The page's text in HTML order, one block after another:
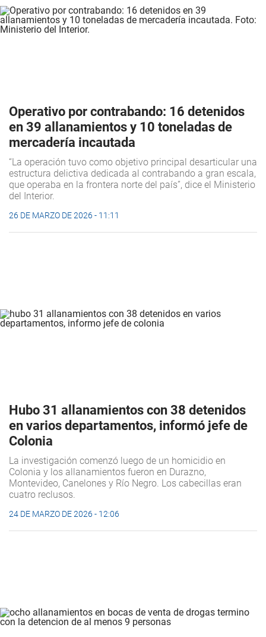
Operativo por contrabando: 16 detenidos
en 39 allanamientos y 10 toneladas de
mercadería incautada
“La operación tuvo como objetivo principal desarticular una
estructura delictiva dedicada al contrabando a gran escala,
que operaba en la frontera norte del país”, dice el Ministerio
del Interior.
26 DE MARZO DE 2026 - 11:11
Hubo 31 allanamientos con 38 detenidos
en varios departamentos, informó jefe de
Colonia
La investigación comenzó luego de un homicidio en
Colonia y los allanamientos fueron en Durazno,
Montevideo, Canelones y Río Negro. Los cabecillas eran
cuatro reclusos.
24 DE MARZO DE 2026 - 12:06